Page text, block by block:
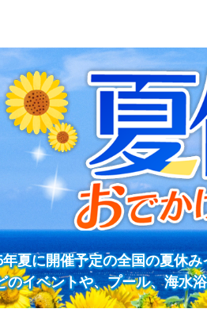
夏に開催予定の全国の夏休
のイベントや、プール、海水